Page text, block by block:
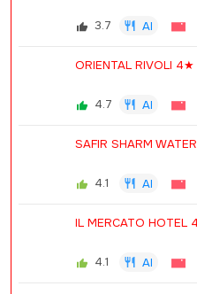
3.7 AI
ORIENTAL RIVOLI 4★
4.7 AI
SAFIR SHARM
4.1 AI
IL MERCATO HOTEL
4.1 AI